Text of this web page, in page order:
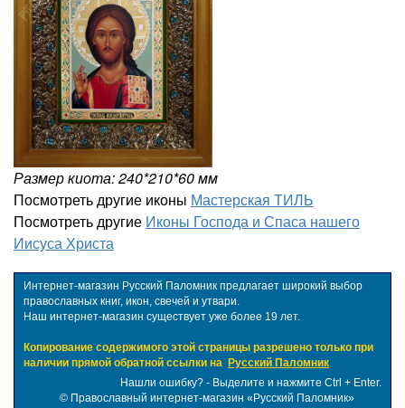
Размер киота: 240*210*60 мм
Посмотреть другие иконы Мастерская ТИЛЬ
Посмотреть другие Иконы Господа и Спаса нашего
Иисуса Христа
Интернет-магазин Русский Паломник предлагает широкий выбор
православных книг, икон, свечей и утвари.
Наш интернет-магазин существует уже более 19 лет.
Копирование содержимого этой страницы разрешено только при
наличии прямой обратной ссылки на Русский Паломник
Нашли ошибку? - Выделите и нажмите Ctrl + Enter.
© Православный интернет-магазин «Русский Паломник»